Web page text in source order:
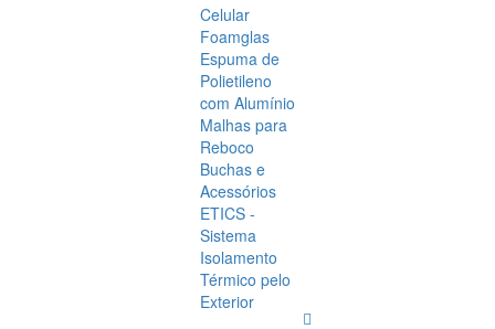
Celular
Foamglas
Espuma de
Polietileno
com Alumínio
Malhas para
Reboco
Buchas e
Acessórios
ETICS -
Sistema
Isolamento
Térmico pelo
Exterior